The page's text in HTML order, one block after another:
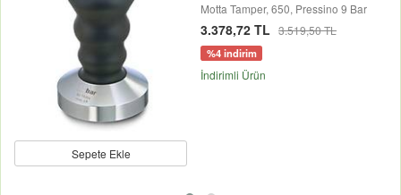
Sepete Ekle
Motta Tamper, 650, Pressino 9 Bar
3.378,72 TL 3.519,50 TL
%4 indirim
İndirimli Ürün